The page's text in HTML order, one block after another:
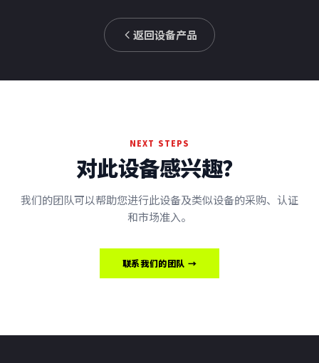
返回设备产品
NEXT STEPS
对此设备感兴趣？
我们的团队可以帮助您进行此设备及类似设备的采购、认证
和市场准入。
联系我们的团队 →